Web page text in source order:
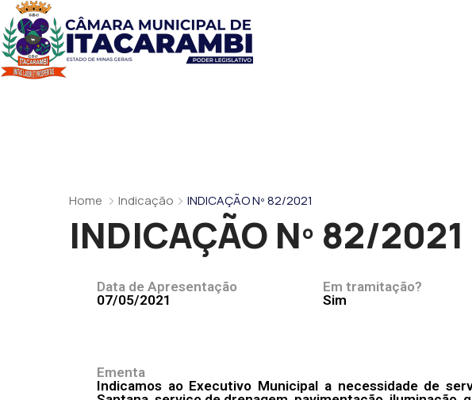
Home Indicação INDICAÇÃO Nº 82/2021
INDICAÇÃO Nº 82/2021
Data de Apresentação
07/05/2021
Em tramitação?
Sim
Ementa
Indicamos ao Executivo Municipal a necessidade de